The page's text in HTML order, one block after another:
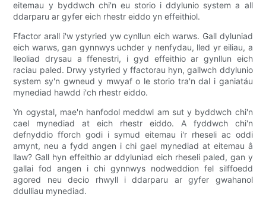
eitemau y byddwch chi'n eu storio i ddylunio system a all
ddarparu ar gyfer eich rhestr eiddo yn effeithiol.
Ffactor arall i'w ystyried yw cynllun eich warws. Gall dyluniad
eich warws, gan gynnwys uchder y nenfydau, lled yr eiliau, a
lleoliad drysau a ffenestri, i gyd effeithio ar gynllun eich
raciau paled. Drwy ystyried y ffactorau hyn, gallwch ddylunio
system sy'n gwneud y mwyaf o le storio tra'n dal i ganiatáu
mynediad hawdd i'ch rhestr eiddo.
Yn ogystal, mae'n hanfodol meddwl am sut y byddwch chi'n
cael mynediad at eich rhestr eiddo. A fyddwch chi'n
defnyddio fforch godi i symud eitemau i'r rheseli ac oddi
arnynt, neu a fydd angen i chi gael mynediad at eitemau â
llaw? Gall hyn effeithio ar ddyluniad eich rheseli paled, gan y
gallai fod angen i chi gynnwys nodweddion fel silffoedd
agored neu decio rhwyll i ddarparu ar gyfer gwahanol
ddulliau mynediad.